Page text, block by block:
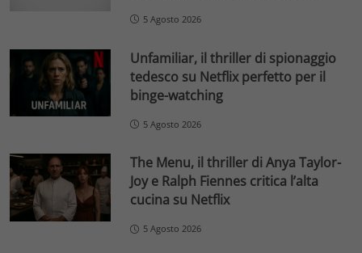
5 Agosto 2026
Unfamiliar, il thriller di spionaggio
tedesco su Netflix perfetto per il
binge-watching
5 Agosto 2026
The Menu, il thriller di Anya Taylor-
Joy e Ralph Fiennes critica l’alta
cucina su Netflix
5 Agosto 2026